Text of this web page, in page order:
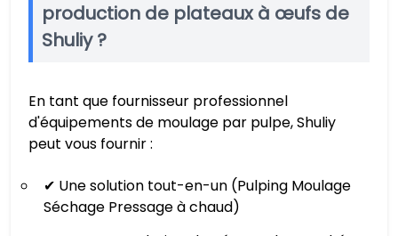
production de plateaux à œufs de
Shuliy ?
En tant que fournisseur professionnel
d'équipements de moulage par pulpe, Shuliy
peut vous fournir :
✔ Une solution tout-en-un (Pulping Moulage
Séchage Pressage à chaud)